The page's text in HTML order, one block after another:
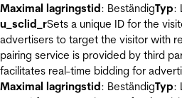
Maximal lagringstid: BeständigTyp:
u_sclid_rSets a unique ID for the
advertisers to target the visitor with
pairing service is provided by third
facilitates real-time bidding for
Maximal lagringstid: BeständigTyp: